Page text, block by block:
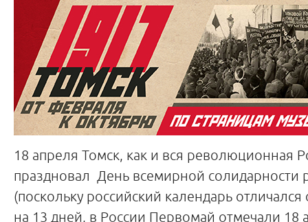
18 апреля Томск, как и вся революционная
праздновал День всемирной солидарности
(поскольку российский календарь
на 13 дней, в России Первомай отмечали 18